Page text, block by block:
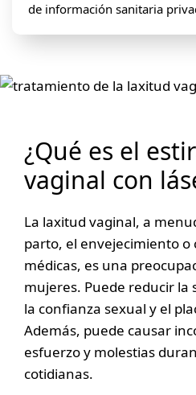
de información sanitaria
¿Qué es el
vaginal con
La laxitud vaginal, a
parto, el envejecimiento o
médicas, es una
mujeres. Puede reducir la
la confianza sexual y el
Además, puede causar
esfuerzo y molestias
cotidianas.